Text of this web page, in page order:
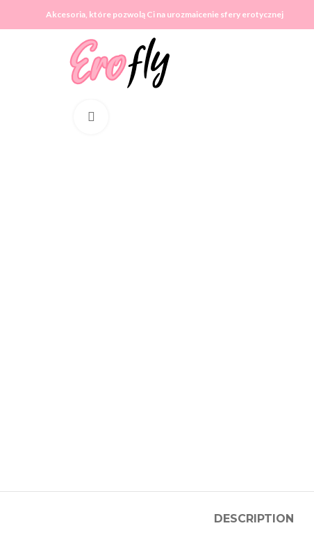
Akcesoria, które pozwolą Ci na urozmaicenie sfery erotycznej
DESCRIPTION